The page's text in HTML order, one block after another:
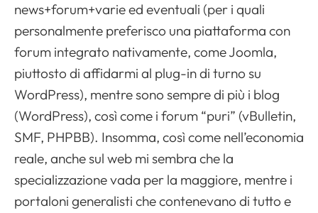
news+forum+varie ed eventuali (per i quali
personalmente preferisco una piattaforma con
forum integrato nativamente, come Joomla,
piuttosto di affidarmi al plug-in di turno su
WordPress), mentre sono sempre di più i blog
(WordPress), così come i forum “puri” (vBulletin,
SMF, PHPBB). Insomma, così come nell’economia
reale, anche sul web mi sembra che la
specializzazione vada per la maggiore, mentre i
portaloni generalisti che contenevano di tutto e